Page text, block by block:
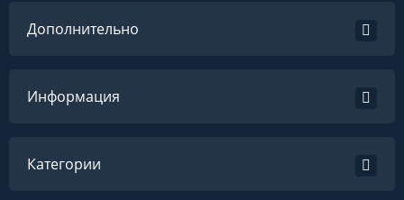
Дополнительно
Информация
Категории